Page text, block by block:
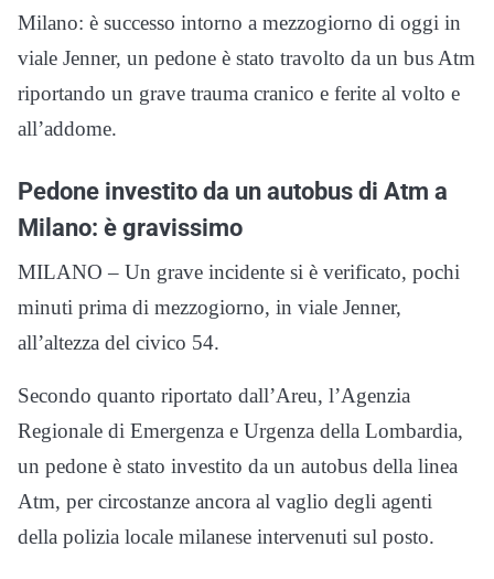
Milano: è successo intorno a mezzogiorno di oggi in
viale Jenner, un pedone è stato travolto da un bus Atm
riportando un grave trauma cranico e ferite al volto e
all’addome.
Pedone investito da un autobus di Atm a
Milano: è gravissimo
MILANO – Un grave incidente si è verificato, pochi
minuti prima di mezzogiorno, in viale Jenner,
all’altezza del civico 54.
Secondo quanto riportato dall’Areu, l’Agenzia
Regionale di Emergenza e Urgenza della Lombardia,
un pedone è stato investito da un autobus della linea
Atm, per circostanze ancora al vaglio degli agenti
della polizia locale milanese intervenuti sul posto.